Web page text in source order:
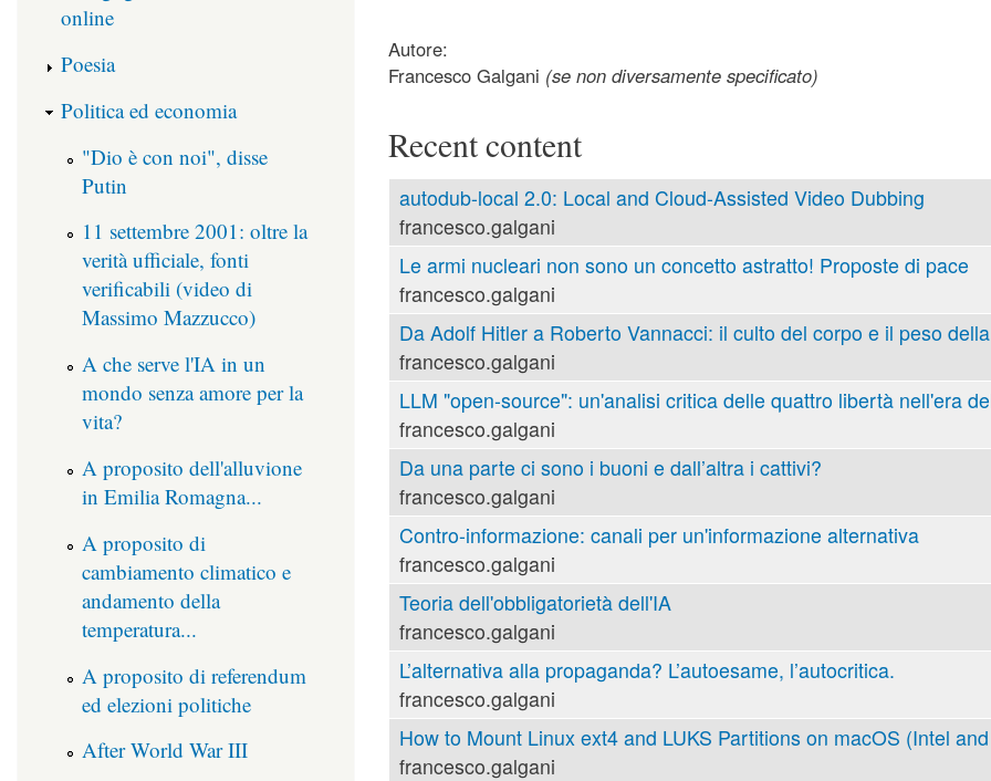
Autore:
Francesco Galgani (se non diversamente specificato)
Recent content
autodub-local 2.0: Local and Cloud-Assisted Video Dubbing
francesco.galgani
Le armi nucleari non sono un concetto astratto! Proposte di pace
francesco.galgani
Da Adolf Hitler a Roberto Vannacci: il culto del corpo e il peso
francesco.galgani
LLM "open-source": un'analisi critica delle quattro libertà nell'era
francesco.galgani
Da una parte ci sono i buoni e dall’altra i cattivi?
francesco.galgani
Contro-informazione: canali per un'informazione alternativa
francesco.galgani
Teoria dell'obbligatorietà dell'IA
francesco.galgani
L’alternativa alla propaganda? L’autoesame, l’autocritica.
francesco.galgani
How to Mount Linux ext4 and LUKS Partitions on macOS (Intel
francesco.galgani
online
Poesia
Politica ed economia
"Dio è con noi", disse
Putin
11 settembre 2001: oltre la
verità ufficiale, fonti
verificabili (video di
Massimo Mazzucco)
A che serve l'IA in un
mondo senza amore per la
vita?
A proposito dell'alluvione
in Emilia Romagna...
A proposito di
cambiamento climatico e
andamento della
temperatura...
A proposito di referendum
ed elezioni politiche
After World War III